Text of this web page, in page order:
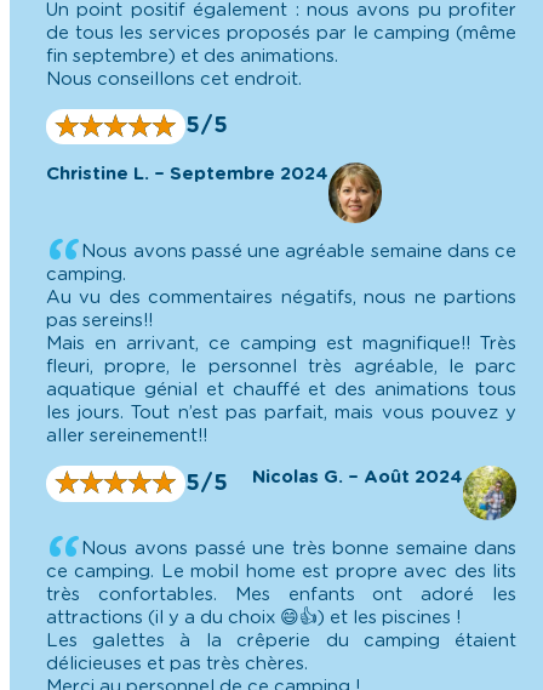
Un point positif également : nous avons pu profiter
de tous les services proposés par le camping (même
fin septembre) et des animations.
Nous conseillons cet endroit.
★★★★★
★★★★★ 5/5
Christine L. – Septembre 2024
Nous avons passé une agréable semaine dans ce
camping.
Au vu des commentaires négatifs, nous ne partions
pas sereins!!
Mais en arrivant, ce camping est magnifique!! Très
fleuri, propre, le personnel très agréable, le parc
aquatique génial et chauffé et des animations tous
les jours. Tout n’est pas parfait, mais vous pouvez y
aller sereinement!!
★★★★★
★★★★★ 5/5 Nicolas G. – Août 2024
Nous avons passé une très bonne semaine dans
ce camping. Le mobil home est propre avec des lits
très confortables. Mes enfants ont adoré les
attractions (il y a du choix 😄👍) et les piscines !
Les galettes à la crêperie du camping étaient
délicieuses et pas très chères.